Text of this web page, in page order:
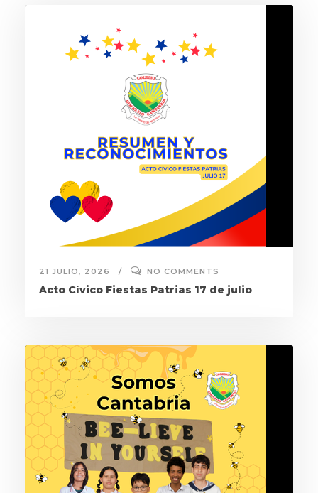
21 JULIO, 2026 NO COMMENTS
Acto Cívico Fiestas Patrias 17 de julio